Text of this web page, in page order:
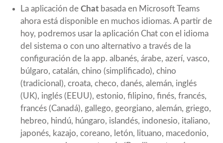
La aplicación de Chat basada en Microsoft Teams
ahora está disponible en muchos idiomas. A partir de
hoy, podremos usar la aplicación Chat con el idioma
del sistema o con uno alternativo a través de la
configuración de la app. albanés, árabe, azerí, vasco,
búlgaro, catalán, chino (simplificado), chino
(tradicional), croata, checo, danés, alemán, inglés
(UK), inglés (EEUU), estonio, filipino, finés, francés,
francés (Canadá), gallego, georgiano, alemán, griego,
hebreo, hindú, húngaro, islandés, indonesio, italiano,
japonés, kazajo, coreano, letón, lituano, macedonio,